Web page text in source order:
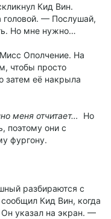
Кид Вин.
— Послушай,
Но мне нужно…
Ополчение. На
чтобы просто
затем её накрыла
меня отчитает…
Но
поэтому они с
фургону.
разбираются с
Кид Вин, когда
указал на экран. —